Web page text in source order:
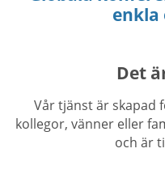
enkla
Det
Vår tjänst är skapad
kollegor, vänner eller
och är